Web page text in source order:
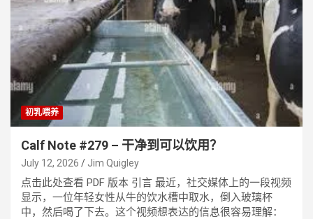
初乳喂养
Calf Note #279 – 干净到可以饮用？
July 12, 2026 Jim Quigley
点击此处查看 PDF 版本 引言 最近，社交媒体上的一段视频
显示，一位年轻女性从牛的饮水槽中取水，倒入玻璃杯
中，然后喝了下去。这个视频想表达的信息很容易理解：